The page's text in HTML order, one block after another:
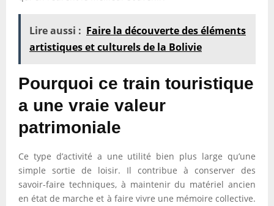
Lire aussi : Faire la découverte des éléments
artistiques et culturels de la Bolivie
Pourquoi ce train touristique
a une vraie valeur
patrimoniale
Ce type d’activité a une utilité bien plus large qu’une
simple sortie de loisir. Il contribue à conserver des
savoir-faire techniques, à maintenir du matériel ancien
en état de marche et à faire vivre une mémoire collective.